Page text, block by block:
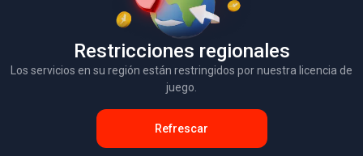
Restricciones regionales
Los servicios en su región están restringidos por nuestra licencia de
juego.
Refrescar